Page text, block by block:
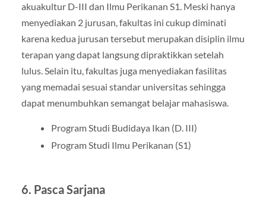
akuakultur D-III dan Ilmu Perikanan S1. Meski hanya
menyediakan 2 jurusan, fakultas ini cukup diminati
karena kedua jurusan tersebut merupakan disiplin ilmu
terapan yang dapat langsung dipraktikkan setelah
lulus. Selain itu, fakultas juga menyediakan fasilitas
yang memadai sesuai standar universitas sehingga
dapat menumbuhkan semangat belajar mahasiswa.
Program Studi Budidaya Ikan (D. III)
Program Studi Ilmu Perikanan (S1)
6. Pasca Sarjana